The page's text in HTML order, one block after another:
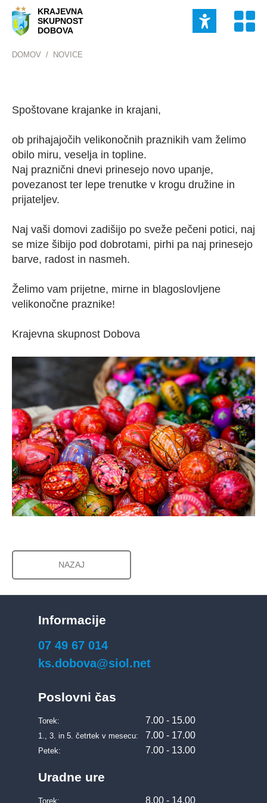
KRAJEVNA
SKUPNOST
DOBOVA
DOMOV / NOVICE
Spoštovane krajanke in krajani,
ob prihajajočih velikonočnih praznikih vam želimo
obilo miru, veselja in topline.
Naj praznični dnevi prinesejo novo upanje,
povezanost ter lepe trenutke v krogu družine in
prijateljev.
Naj vaši domovi zadišijo po sveže pečeni potici, naj
se mize šibijo pod dobrotami, pirhi pa naj prinesejo
barve, radost in nasmeh.
Želimo vam prijetne, mirne in blagoslovljene
velikonočne praznike!
Krajevna skupnost Dobova
NAZAJ
Informacije
07 49 67 014
ks.dobova@siol.net
Poslovni čas
Torek: 7.00 - 15.00
1., 3. in 5. četrtek v mesecu: 7.00 - 17.00
Petek: 7.00 - 13.00
Uradne ure
Torek: 8.00 - 14.00